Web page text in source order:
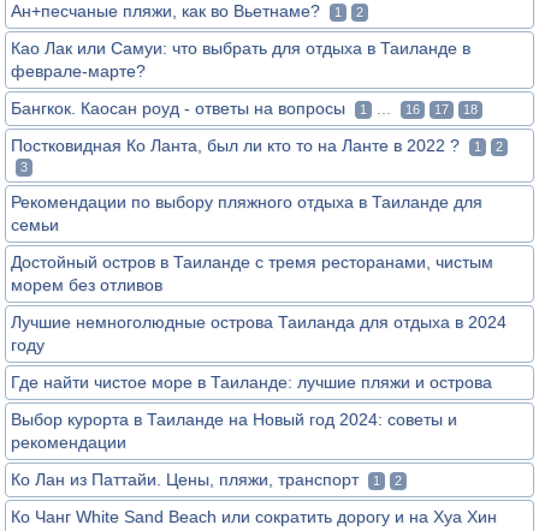
Ан+песчаные пляжи, как во Вьетнаме?
1 2
Као Лак или Самуи: что выбрать для отдыха в Таиланде в
феврале-марте?
Бангкок. Каосан роуд - ответы на вопросы
1 16 17 18
Постковидная Ко Ланта, был ли кто то на Ланте в 2022 ? 1
2
3
Рекомендации по выбору пляжного отдыха в Таиланде для
семьи
Достойный остров в Таиланде с тремя ресторанами, чистым
морем без отливов
Лучшие немноголюдные острова Таиланда для отдыха в 2024
году
Где найти чистое море в Таиланде: лучшие пляжи и острова
Выбор курорта в Таиланде на Новый год 2024: советы и
рекомендации
Ко Лан из Паттайи. Цены, пляжи, транспорт
1 2
Ко Чанг White Sand Beach или сократить дорогу и на Хуа Хин